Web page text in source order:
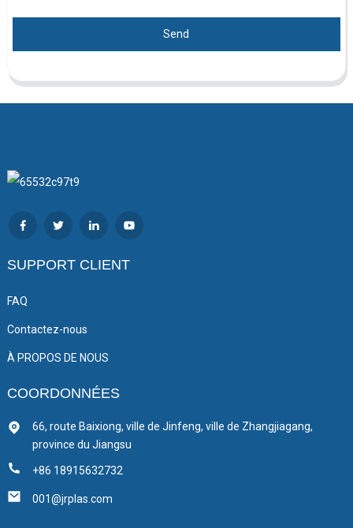
Send
SUPPORT CLIENT
FAQ
Contactez-nous
À PROPOS DE NOUS
COORDONNÉES
66, route Baixiong, ville de Jinfeng, ville de Zhangjiagang,
province du Jiangsu
+86 18915632732
001@jrplas.com